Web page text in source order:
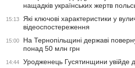
нащадків українських жертв
15:13
Які ключові характеристики у
відеоспостереження
15:00
На Тернопільщині державі
понад 50 млн грн
14:44
Уродженець Гусятинщини увійде